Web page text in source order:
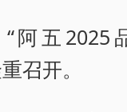
阿五2025
召开。